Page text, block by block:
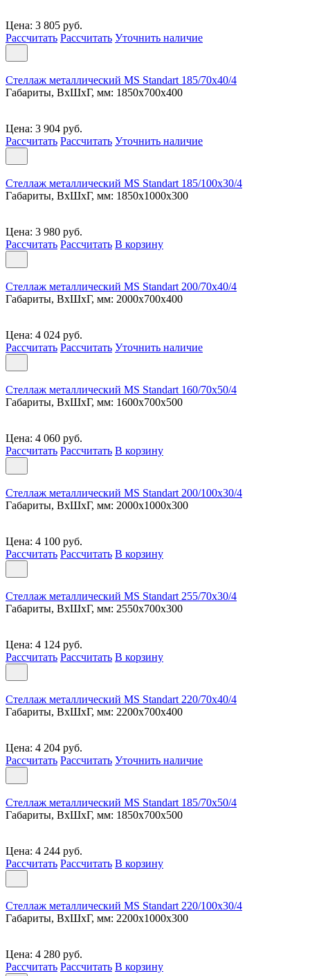
Цена: 3 805 руб.
Рассчитать Рассчитать Уточнить наличие
Стеллаж металлический MS Standart 185/70x40/4
Габариты, ВxШxГ, мм: 1850x700x400
Цена: 3 904 руб.
Рассчитать Рассчитать Уточнить наличие
Стеллаж металлический MS Standart 185/100x30/4
Габариты, ВxШxГ, мм: 1850x1000x300
Цена: 3 980 руб.
Рассчитать Рассчитать В корзину
Стеллаж металлический MS Standart 200/70x40/4
Габариты, ВxШxГ, мм: 2000x700x400
Цена: 4 024 руб.
Рассчитать Рассчитать Уточнить наличие
Стеллаж металлический MS Standart 160/70x50/4
Габариты, ВxШxГ, мм: 1600x700x500
Цена: 4 060 руб.
Рассчитать Рассчитать В корзину
Стеллаж металлический MS Standart 200/100x30/4
Габариты, ВxШxГ, мм: 2000x1000x300
Цена: 4 100 руб.
Рассчитать Рассчитать В корзину
Стеллаж металлический MS Standart 255/70x30/4
Габариты, ВxШxГ, мм: 2550x700x300
Цена: 4 124 руб.
Рассчитать Рассчитать В корзину
Стеллаж металлический MS Standart 220/70x40/4
Габариты, ВxШxГ, мм: 2200x700x400
Цена: 4 204 руб.
Рассчитать Рассчитать Уточнить наличие
Стеллаж металлический MS Standart 185/70x50/4
Габариты, ВxШxГ, мм: 1850x700x500
Цена: 4 244 руб.
Рассчитать Рассчитать В корзину
Стеллаж металлический MS Standart 220/100x30/4
Габариты, ВxШxГ, мм: 2200x1000x300
Цена: 4 280 руб.
Рассчитать Рассчитать В корзину